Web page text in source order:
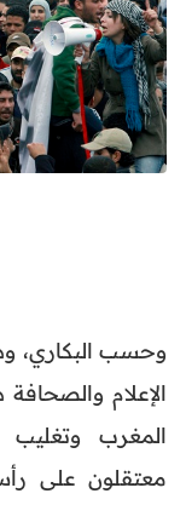
وحسب البكاري،
الإعلام
المغرب وتغليب
معتقلون على